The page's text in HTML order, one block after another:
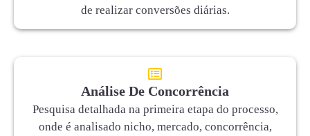
de realizar conversões diárias.
Análise De Concorrência
Pesquisa detalhada na primeira etapa do processo,
onde é analisado nicho, mercado, concorrência,